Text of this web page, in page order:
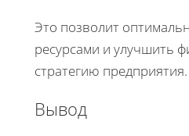
Это позволит
ресурсами и улучшить
стратегию предприятия.
Вывод